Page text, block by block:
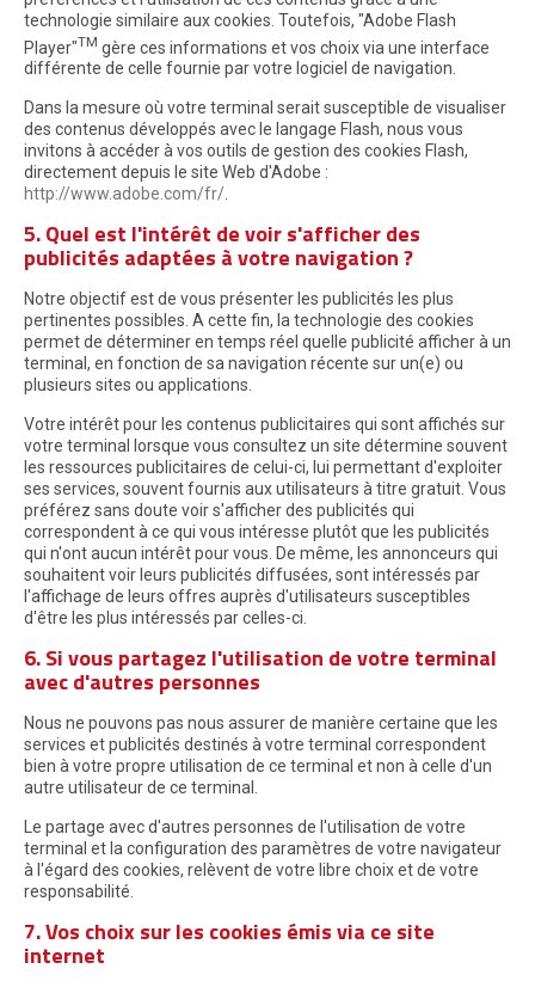
technologie similaire aux cookies. Toutefois, "Adobe Flash
Player"TM gère ces informations et vos choix via une interface
différente de celle fournie par votre logiciel de navigation.
Dans la mesure où votre terminal serait susceptible de visualiser
des contenus développés avec le langage Flash, nous vous
invitons à accéder à vos outils de gestion des cookies Flash,
directement depuis le site Web d'Adobe :
http://www.adobe.com/fr/.
5. Quel est l'intérêt de voir s'afficher des
publicités adaptées à votre navigation ?
Notre objectif est de vous présenter les publicités les plus
pertinentes possibles. A cette fin, la technologie des cookies
permet de déterminer en temps réel quelle publicité afficher à un
terminal, en fonction de sa navigation récente sur un(e) ou
plusieurs sites ou applications.
Votre intérêt pour les contenus publicitaires qui sont affichés sur
votre terminal lorsque vous consultez un site détermine souvent
les ressources publicitaires de celui-ci, lui permettant d'exploiter
ses services, souvent fournis aux utilisateurs à titre gratuit. Vous
préférez sans doute voir s'afficher des publicités qui
correspondent à ce qui vous intéresse plutôt que les publicités
qui n'ont aucun intérêt pour vous. De même, les annonceurs qui
souhaitent voir leurs publicités diffusées, sont intéressés par
l'affichage de leurs offres auprès d'utilisateurs susceptibles
d'être les plus intéressés par celles-ci.
6. Si vous partagez l'utilisation de votre terminal
avec d'autres personnes
Nous ne pouvons pas nous assurer de manière certaine que les
services et publicités destinés à votre terminal correspondent
bien à votre propre utilisation de ce terminal et non à celle d'un
autre utilisateur de ce terminal.
Le partage avec d'autres personnes de l'utilisation de votre
terminal et la configuration des paramètres de votre navigateur
à l'égard des cookies, relèvent de votre libre choix et de votre
responsabilité.
7. Vos choix sur les cookies émis via ce site
internet